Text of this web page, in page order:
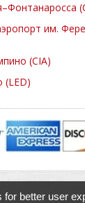
им.
(CIA)
(LED)
better user